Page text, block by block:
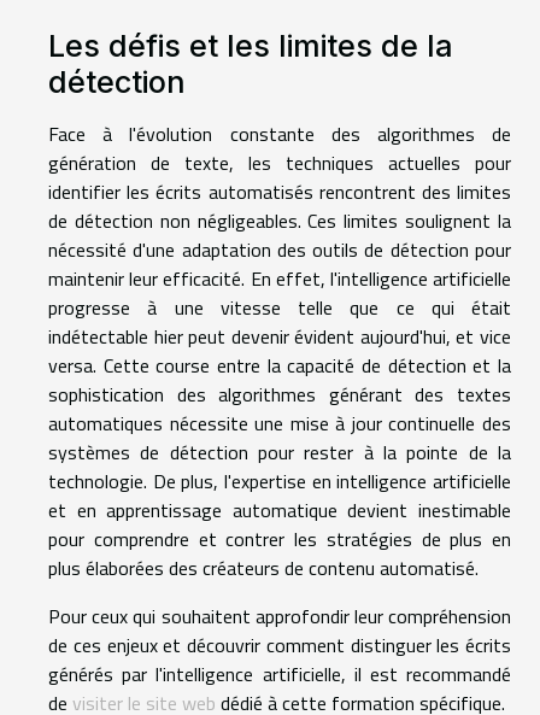
Les défis et les limites de la
détection
Face à l'évolution constante des algorithmes de
génération de texte, les techniques actuelles pour
identifier les écrits automatisés rencontrent des limites
de détection non négligeables. Ces limites soulignent la
nécessité d'une adaptation des outils de détection pour
maintenir leur efficacité. En effet, l'intelligence artificielle
progresse à une vitesse telle que ce qui était
indétectable hier peut devenir évident aujourd'hui, et vice
versa. Cette course entre la capacité de détection et la
sophistication des algorithmes générant des textes
automatiques nécessite une mise à jour continuelle des
systèmes de détection pour rester à la pointe de la
technologie. De plus, l'expertise en intelligence artificielle
et en apprentissage automatique devient inestimable
pour comprendre et contrer les stratégies de plus en
plus élaborées des créateurs de contenu automatisé.
Pour ceux qui souhaitent approfondir leur compréhension
de ces enjeux et découvrir comment distinguer les écrits
générés par l'intelligence artificielle, il est recommandé
de visiter le site web dédié à cette formation spécifique.